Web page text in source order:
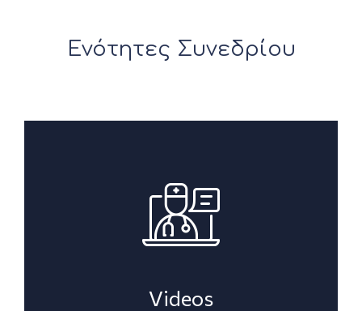
Ενότητες Συνεδρίου
Videos